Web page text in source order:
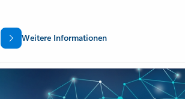
Weitere Informationen